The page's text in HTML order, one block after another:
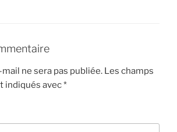
ne sera pas publiée. Les champs
indiqués avec*